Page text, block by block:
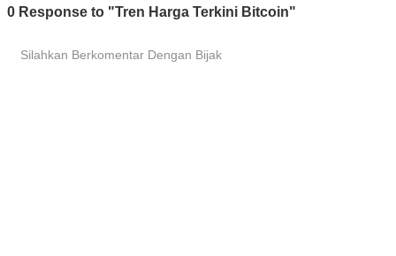
0 Response to "Tren Harga Terkini Bitcoin"
Silahkan Berkomentar Dengan Bijak